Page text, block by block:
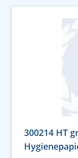
300214 HT